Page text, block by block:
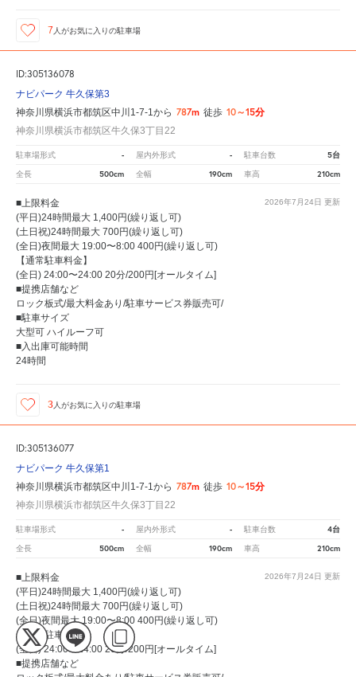
7 人がお気に入りの駐車場
ID:305136078
ナビパーク 牛久保第3
神奈川県横浜市都筑区中川1-7-1から 787m 徒歩 10～15分
神奈川県横浜市都筑区牛久保3丁目22
駐車場形式 - 屋内外形式 - 駐車台数 5台
全長 500cm 全幅 190cm 車高 210cm
2026年7月24日 更新
■上限料金
(平日)24時間最大 1,400円(繰り返し可)
(土日祝)24時間最大 700円(繰り返し可)
(全日)夜間最大 19:00〜8:00 400円(繰り返し可)
【通常駐車料金】
(全日) 24:00〜24:00 20分/200円[オールタイム]
■提携店舗など
ロック板式/最大料金あり/駐車サービス券販売可/
■駐車サイズ
大型可 ハイルーフ可
■入出庫可能時間
24時間
3 人がお気に入りの駐車場
ID:305136077
ナビパーク 牛久保第1
神奈川県横浜市都筑区中川1-7-1から 787m 徒歩 10～15分
神奈川県横浜市都筑区牛久保3丁目22
駐車場形式 - 屋内外形式 - 駐車台数 4台
全長 500cm 全幅 190cm 車高 210cm
2026年7月24日 更新
■上限料金
(平日)24時間最大 1,400円(繰り返し可)
(土日祝)24時間最大 700円(繰り返し可)
(全日)夜間最大 19:00〜8:00 400円(繰り返し可)
【通常駐車料金】
(全日) 24:00〜24:00 20分/200円[オールタイム]
■提携店舗など